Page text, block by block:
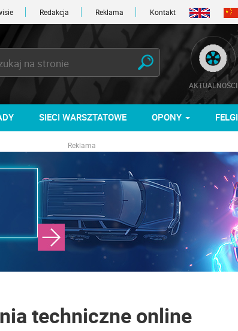
Redakcja Reklama Kontakt
AKTUALNOŚCI
SIECI WARSZTATOWE OPONY FELGI
Reklama
techniczne online